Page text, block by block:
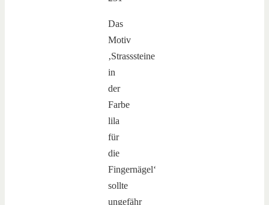
Das
Motiv
‚Strasssteine
in
der
Farbe
lila
für
die
Fingernägel‘
sollte
ungefähr